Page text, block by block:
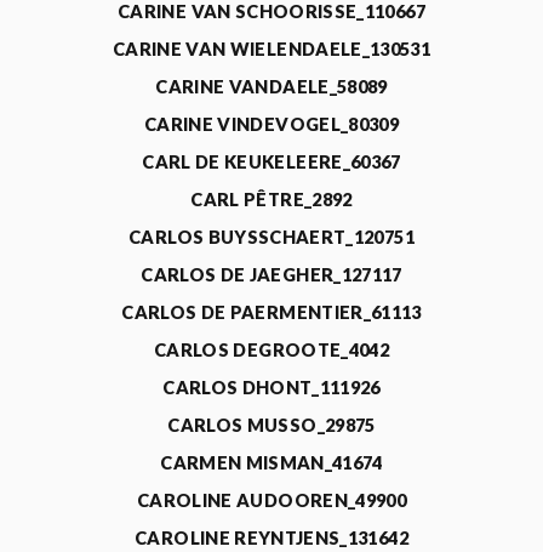
CARINE VAN SCHOORISSE_110667
CARINE VAN WIELENDAELE_130531
CARINE VANDAELE_58089
CARINE VINDEVOGEL_80309
CARL DE KEUKELEERE_60367
CARL PÊTRE_2892
CARLOS BUYSSCHAERT_120751
CARLOS DE JAEGHER_127117
CARLOS DE PAERMENTIER_61113
CARLOS DEGROOTE_4042
CARLOS DHONT_111926
CARLOS MUSSO_29875
CARMEN MISMAN_41674
CAROLINE AUDOOREN_49900
CAROLINE REYNTJENS_131642